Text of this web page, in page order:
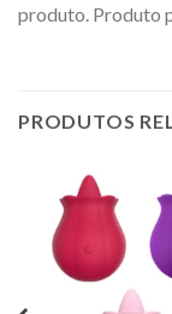
produto. Produto
PRODUTOS